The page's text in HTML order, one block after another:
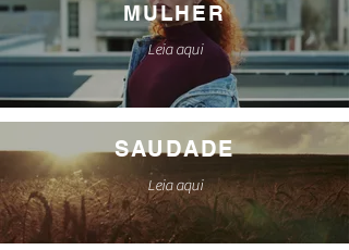
MULHER
Leia aqui
SAUDADE
Leia aqui